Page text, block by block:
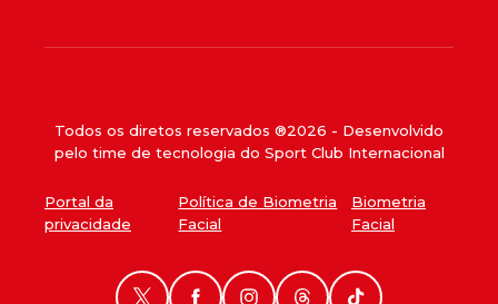
Todos os diretos reservados ®2026 - Desenvolvido
pelo time de tecnologia do Sport Club Internacional
Portal da
privacidade
Política de Biometria
Facial
Biometria
Facial